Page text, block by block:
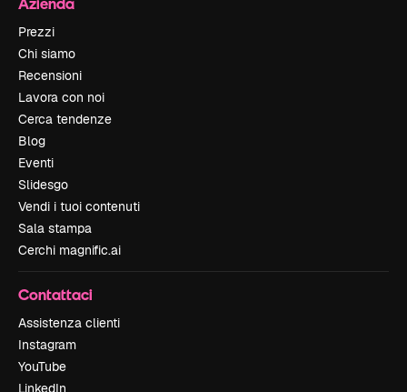
Prezzi
Chi siamo
Recensioni
Lavora con noi
Cerca tendenze
Blog
Eventi
Slidesgo
Vendi i tuoi contenuti
Sala stampa
Cerchi magnific.ai
Contattaci
Assistenza clienti
Instagram
YouTube
LinkedIn